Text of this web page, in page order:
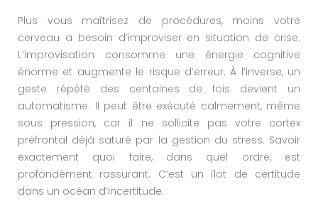
Plus vous maîtrisez de procédures, moins votre
cerveau a besoin d’improviser en situation de crise.
L’improvisation consomme une énergie cognitive
énorme et augmente le risque d’erreur. À l’inverse, un
geste répété des centaines de fois devient un
automatisme. Il peut être exécuté calmement, même
sous pression, car il ne sollicite pas votre cortex
préfrontal déjà saturé par la gestion du stress. Savoir
exactement quoi faire, dans quel ordre, est
profondément rassurant. C’est un îlot de certitude
dans un océan d’incertitude.